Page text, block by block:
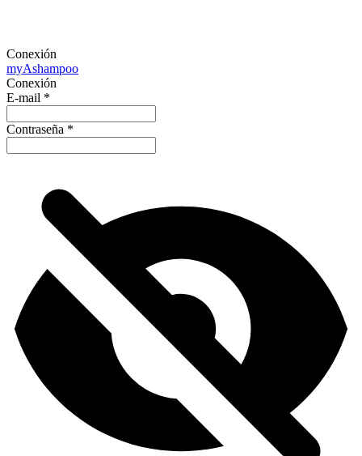
Conexión
myAshampoo
Conexión
E-mail *
Contraseña *